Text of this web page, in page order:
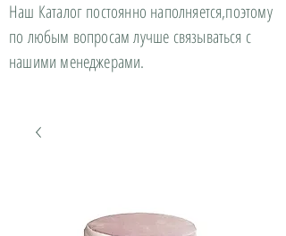
Наш Каталог постоянно наполняется,поэтому
по любым вопросам лучше связываться с
нашими менеджерами.